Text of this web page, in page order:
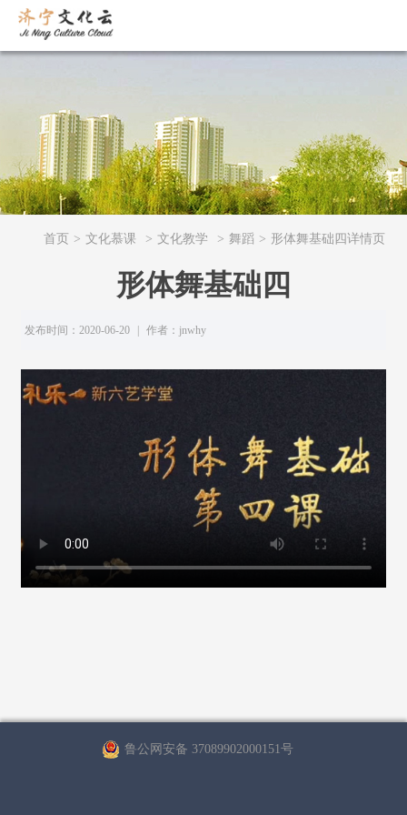
首页 > 文化慕课 > 文化教学 > 舞蹈 > 形体舞基础四详情页
形体舞基础四
发布时间：2020-06-20 作者：jnwhy
鲁公网安备 37089902000151号